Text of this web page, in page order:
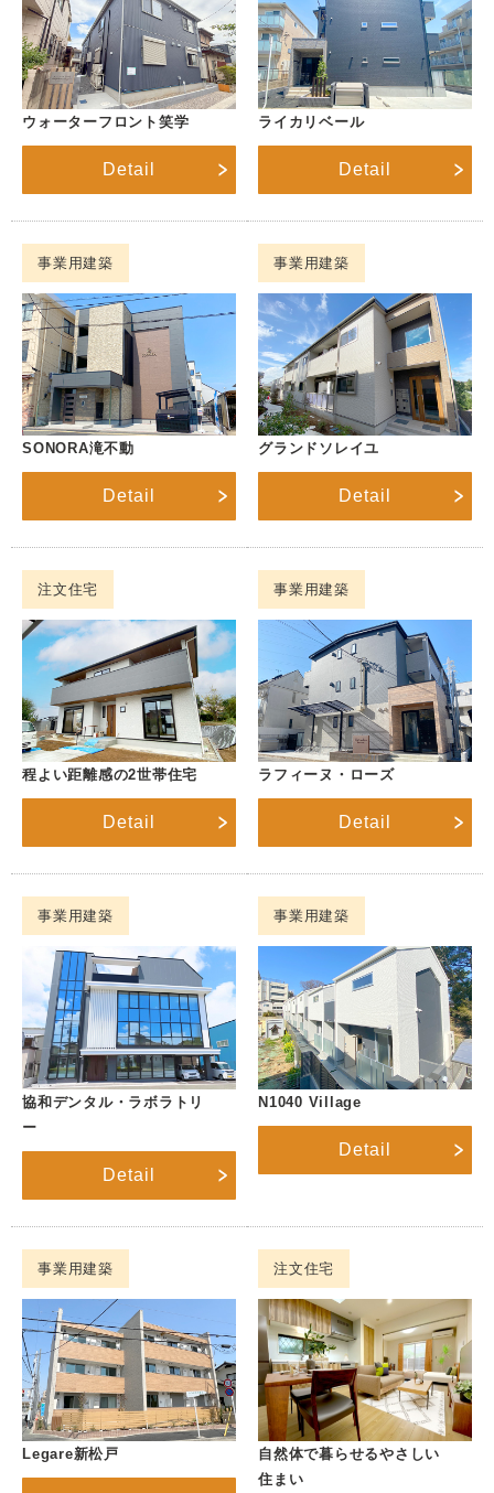
ウォーターフロント笑学
Detail
ライカリベール
Detail
事業用建築
SONORA滝不動
Detail
事業用建築
グランドソレイユ
Detail
注文住宅
程よい距離感の2世帯住宅
Detail
事業用建築
ラフィーヌ・ローズ
Detail
事業用建築
協和デンタル・ラボラトリ
ー
Detail
事業用建築
N1040 Village
Detail
事業用建築
Legare新松戸
注文住宅
自然体で暮らせるやさしい
住まい